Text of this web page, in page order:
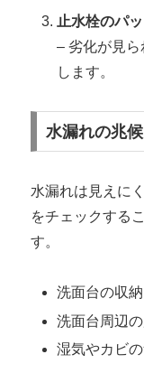
止水栓のパ
– 劣化が見
します。
水漏れの兆候
水漏れは見えに
をチェックする
す。
洗面台の収
洗面台周辺
湿気やカビ